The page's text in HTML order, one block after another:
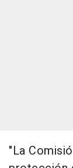
"La